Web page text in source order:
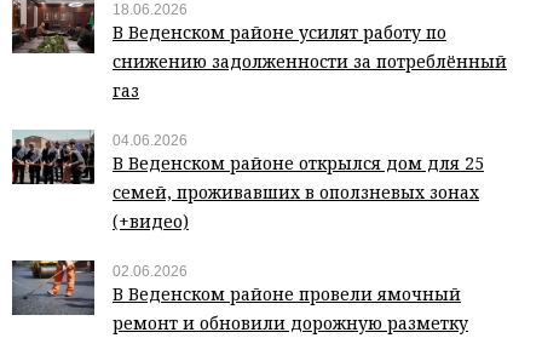
18.06.2026
В Веденском районе усилят работу по
снижению задолженности за потреблённый
газ
04.06.2026
В Веденском районе открылся дом для 25
семей, проживавших в оползневых зонах
(+видео)
02.06.2026
В Веденском районе провели ямочный
ремонт и обновили дорожную разметку